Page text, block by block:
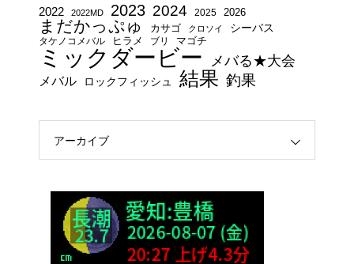
2022 2022MD 2023 2024 2025 2026
まだかっぷゅ カサゴ クロソイ シーバス
タケノコメバル ヒラメ ブリ マゴチ
ミックダービー メバる★大会
メバル ロックフィッシュ 結果 釣果
アーカイブ